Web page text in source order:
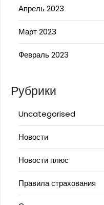
Апрель 2023
Март 2023
Февраль 2023
Рубрики
Uncategorised
Новости
Новости плюс
Правила страхования